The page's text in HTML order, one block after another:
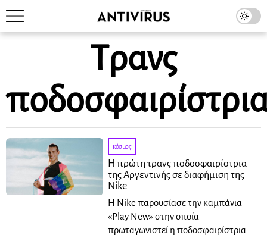
Τρανς
κόσμος
Η πρώτη τρανς ποδοσφαιρίστρια
της Αργεντινής σε διαφήμιση της
Nike
Η Nike παρουσίασε την καμπάνια
«Play New» στην οποία
πρωταγωνιστεί η ποδοσφαιρίστρια